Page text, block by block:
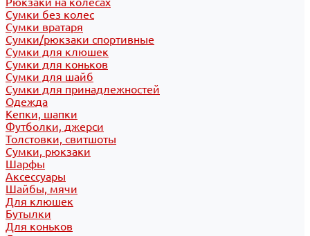
Сумки без колес
Сумки вратаря
Сумки/рюкзаки спортивные
Сумки для клюшек
Сумки для коньков
Сумки для шайб
Сумки для принадлежностей
Одежда
Кепки, шапки
Футболки, джерси
Толстовки, свитшоты
Сумки, рюкзаки
Шарфы
Аксессуары
Шайбы, мячи
Для клюшек
Бутылки
Для коньков